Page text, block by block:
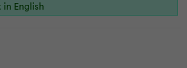
English